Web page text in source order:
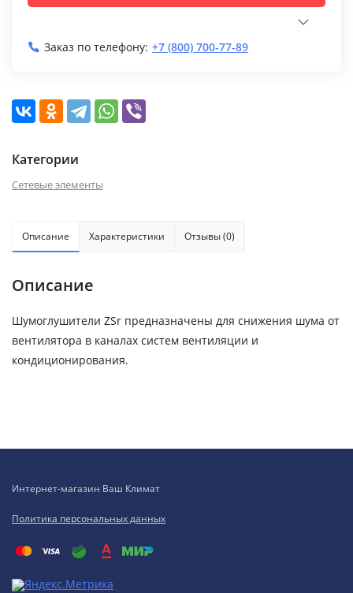
Заказ по телефону: +7 (800) 700-77-89
Категории
Сетевые элементы
Описание Характеристики Отзывы (0)
Описание
Шумоглушители ZSr предназначены для снижения шума от
вентилятора в каналах систем вентиляции и
кондиционирования.
Интернет-магазин Ваш Климат
Политика персональных данных